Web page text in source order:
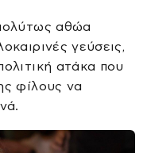
αθώα
γεύσεις,
ατάκα που
φίλους να